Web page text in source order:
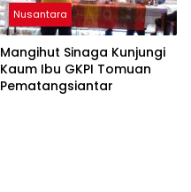
Nusantara
Mangihut Sinaga Kunjungi
Kaum Ibu GKPI Tomuan
Pematangsiantar